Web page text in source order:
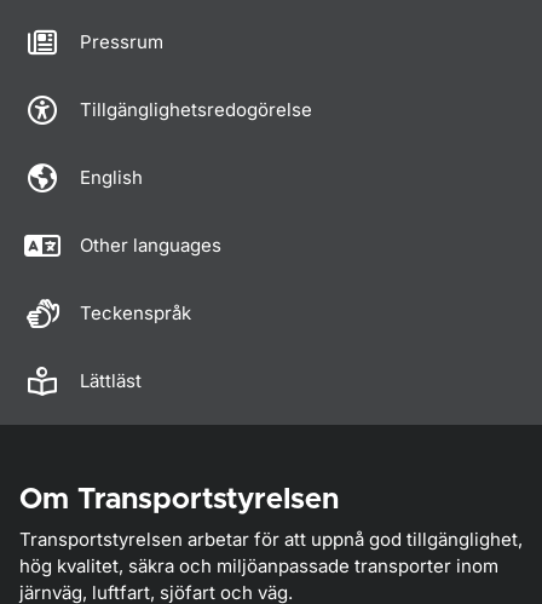
Pressrum
Tillgänglighetsredogörelse
English
Other languages
Teckenspråk
Lättläst
Om Transportstyrelsen
Transportstyrelsen arbetar för att uppnå god tillgänglighet,
hög kvalitet, säkra och miljöanpassade transporter inom
järnväg, luftfart, sjöfart och väg.